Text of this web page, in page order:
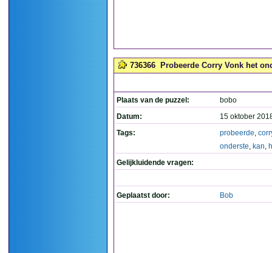
736366 Probeerde Corry Vonk het
Plaats van de puzzel:
bobo
Datum:
15 oktober
Tags:
probeerde,
onderste, kan,
Gelijkluidende vragen:
Geplaatst door: Bob